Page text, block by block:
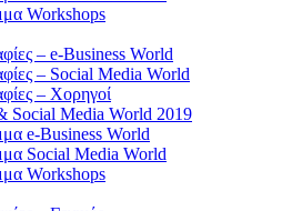
Workshops
– e-Business World
– Social Media World
– Χορηγοί
Social Media World 2019
e-Business World
Social Media World
Workshops